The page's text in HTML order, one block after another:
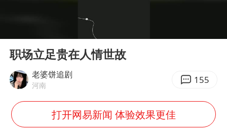
U17国足1分钟轰2球
贵州轮胎子公司获美国退税8136万
吉林一“温度计大楼”读数爆表
Play
职场立足贵在人情世故
老婆饼追剧
河南 155
打开网易新闻 体验效果更佳